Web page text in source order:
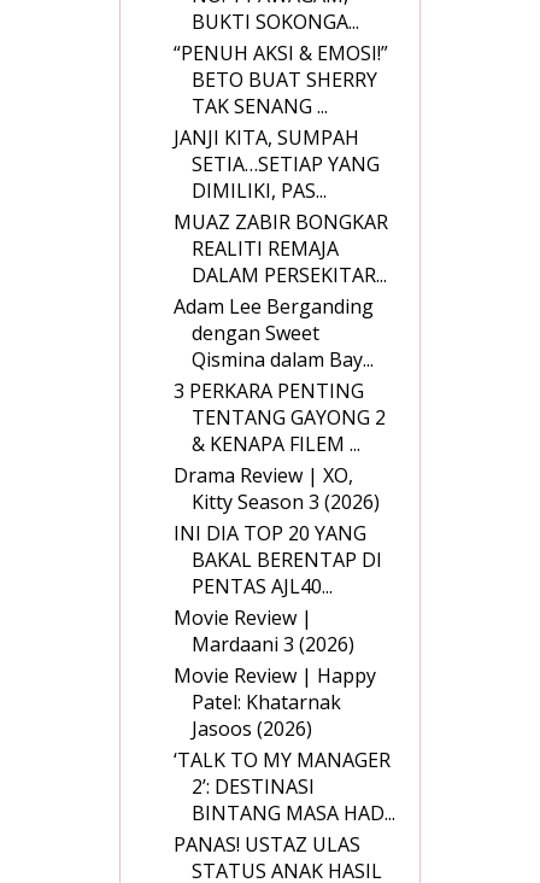
BUKTI SOKONGA...
“PENUH AKSI & EMOSI!”
BETO BUAT SHERRY
TAK SENANG ...
JANJI KITA, SUMPAH
SETIA…SETIAP YANG
DIMILIKI, PAS...
MUAZ ZABIR BONGKAR
REALITI REMAJA
DALAM PERSEKITAR...
Adam Lee Berganding
dengan Sweet
Qismina dalam Bay...
3 PERKARA PENTING
TENTANG GAYONG 2
& KENAPA FILEM ...
Drama Review | XO,
Kitty Season 3 (2026)
INI DIA TOP 20 YANG
BAKAL BERENTAP DI
PENTAS AJL40...
Movie Review |
Mardaani 3 (2026)
Movie Review | Happy
Patel: Khatarnak
Jasoos (2026)
‘TALK TO MY MANAGER
2’: DESTINASI
BINTANG MASA HAD...
PANAS! USTAZ ULAS
STATUS ANAK HASIL